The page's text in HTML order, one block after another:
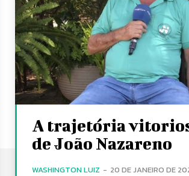
A trajetória
de João Nazareno
WASHINGTON LUIZ - 20 DE JANEIRO DE